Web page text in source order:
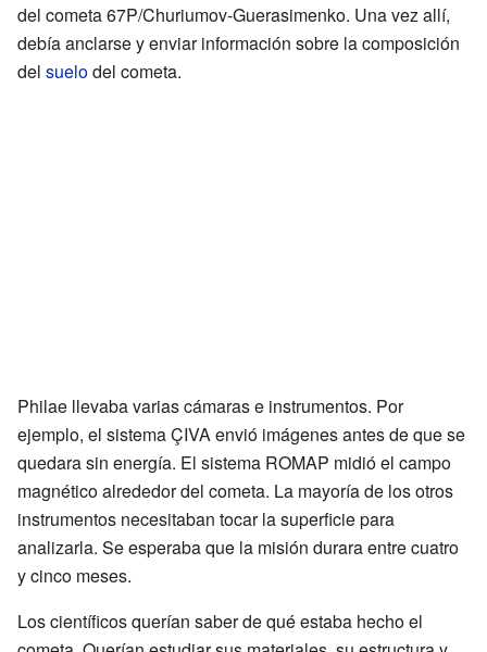
del cometa 67P/Churiumov-Guerasimenko. Una vez allí,
debía anclarse y enviar información sobre la composición
del suelodel cometa.
Philae llevaba varias cámaras e instrumentos. Por
ejemplo, el sistema ÇIVA envió imágenes antes de que se
quedara sin energía. El sistema ROMAP midió el campo
magnético alrededor del cometa. La mayoría de los otros
instrumentos necesitaban tocar la superficie para
analizarla. Se esperaba que la misión durara entre cuatro
y cinco meses.
Los científicos querían saber de qué estaba hecho el